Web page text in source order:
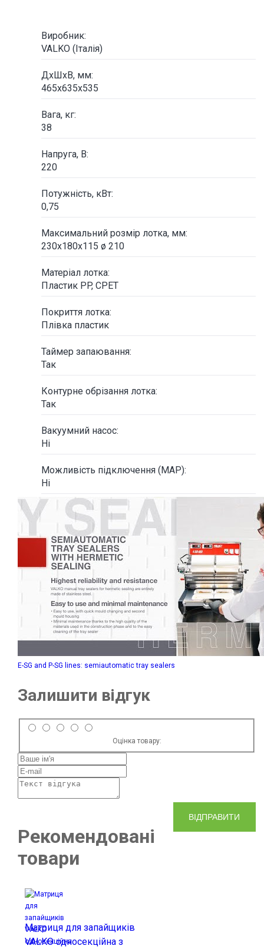
Виробник:
VALKO (Італія)
ДxШхВ, мм:
465х635х535
Вага, кг:
38
Напруга, В:
220
Потужність, кВт:
0,75
Максимальний розмір лотка, мм:
230х180х115 ø 210
Матеріал лотка:
Пластик PP, CPET
Покриття лотка:
Плівка пластик
Таймер запаювання:
Так
Контурне обрізання лотка:
Так
Вакуумний насос:
Ні
Можливість підключення (MAP):
Ні
E-SG and P-SG lines: semiautomatic tray sealers
Залишити відгук
Оцінка товару:
ВІДПРАВИТИ
Рекомендовані
товари
Матриця для запайщиків
VALKO односекційна з